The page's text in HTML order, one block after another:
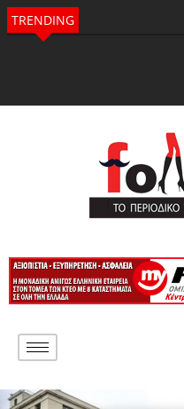
TRENDING